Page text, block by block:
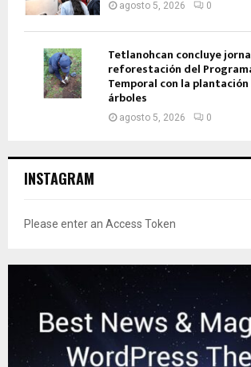
agosto 5, 2026 0
Tetlanohcan concluye
reforestación del
Temporal con la
árboles
agosto 5, 2026 0
INSTAGRAM
Please enter an Access Token